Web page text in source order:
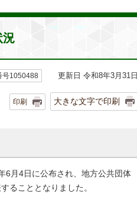
況
号1050488 更新日 令和8年3月31日
印刷 大きな文字で印刷
6月4日に公布され、地方公共団体
ることとなりました。